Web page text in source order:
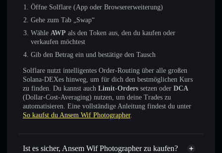
Öffne Solflare (App oder Browsererweiterung)
Gehe zum Tab „Swap“
Wähle AWP als den Token aus, den du kaufen oder
verkaufen möchtest
Gib den Betrag ein und bestätige den Tausch
Solflare nutzt intelligentes Order-Routing über alle großen
Solana-DEXes hinweg, um für dich den bestmöglichen Kurs
zu finden. Du kannst auch Limit-Orders setzen oder DCA
(Dollar-Cost-Averaging) nutzen, um deine Trades zu
automatisieren. Eine vollständige Anleitung findest du unter
So kaufst du Ansem Wif Photographer.
Ist es sicher, Ansem Wif Photographer zu kaufen?